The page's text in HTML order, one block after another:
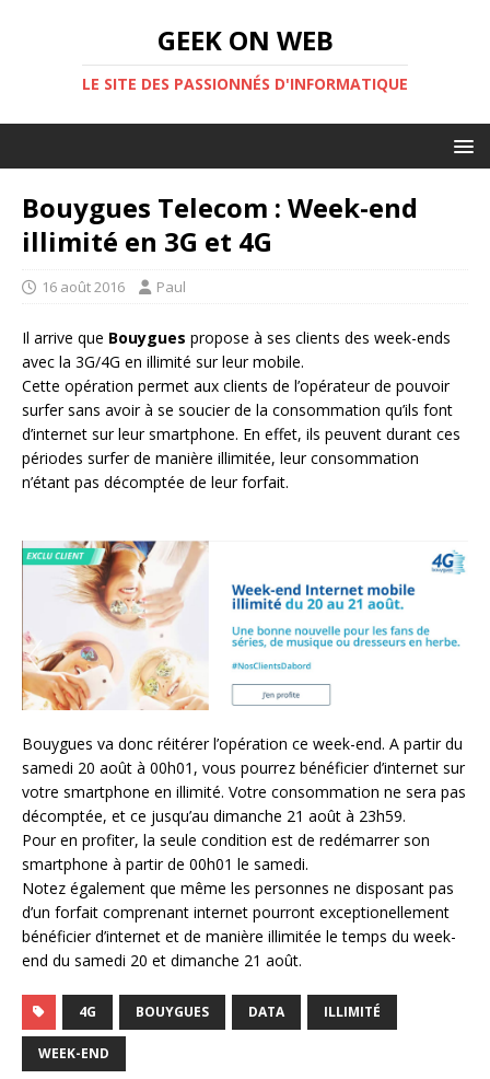
GEEK ON WEB
LE SITE DES PASSIONNÉS D'INFORMATIQUE
Bouygues Telecom : Week-end
illimité en 3G et 4G
16 août 2016 Paul
Il arrive que Bouygues propose à ses clients des week-ends
avec la 3G/4G en illimité sur leur mobile.
Cette opération permet aux clients de l’opérateur de pouvoir
surfer sans avoir à se soucier de la consommation qu’ils font
d’internet sur leur smartphone. En effet, ils peuvent durant ces
périodes surfer de manière illimitée, leur consommation
n’étant pas décomptée de leur forfait.
Bouygues va donc réitérer l’opération ce week-end. A partir du
samedi 20 août à 00h01, vous pourrez bénéficier d’internet sur
votre smartphone en illimité. Votre consommation ne sera pas
décomptée, et ce jusqu’au dimanche 21 août à 23h59.
Pour en profiter, la seule condition est de redémarrer son
smartphone à partir de 00h01 le samedi.
Notez également que même les personnes ne disposant pas
d’un forfait comprenant internet pourront exceptionellement
bénéficier d’internet et de manière illimitée le temps du week-
end du samedi 20 et dimanche 21 août.
4G BOUYGUES DATA ILLIMITÉ
WEEK-END